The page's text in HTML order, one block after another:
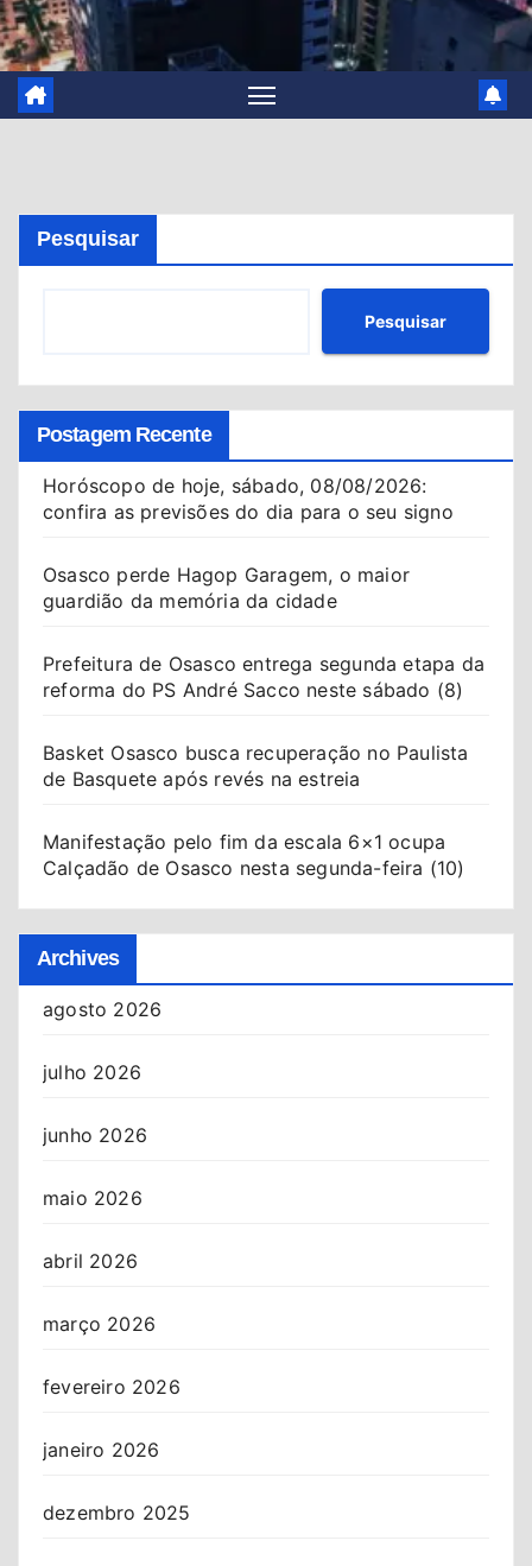
Pesquisar
Pesquisar
Postagem Recente
Horóscopo de hoje, sábado, 08/08/2026:
confira as previsões do dia para o seu signo
Osasco perde Hagop Garagem, o maior
guardião da memória da cidade
Prefeitura de Osasco entrega segunda etapa da
reforma do PS André Sacco neste sábado (8)
Basket Osasco busca recuperação no Paulista
de Basquete após revés na estreia
Manifestação pelo fim da escala 6×1 ocupa
Calçadão de Osasco nesta segunda-feira (10)
Archives
agosto 2026
julho 2026
junho 2026
maio 2026
abril 2026
março 2026
fevereiro 2026
janeiro 2026
dezembro 2025